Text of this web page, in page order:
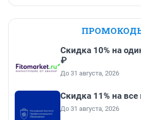
Скидка 10% на
₽
До 31 августа, 2026
Скидка 11% на
До 31 августа, 2026